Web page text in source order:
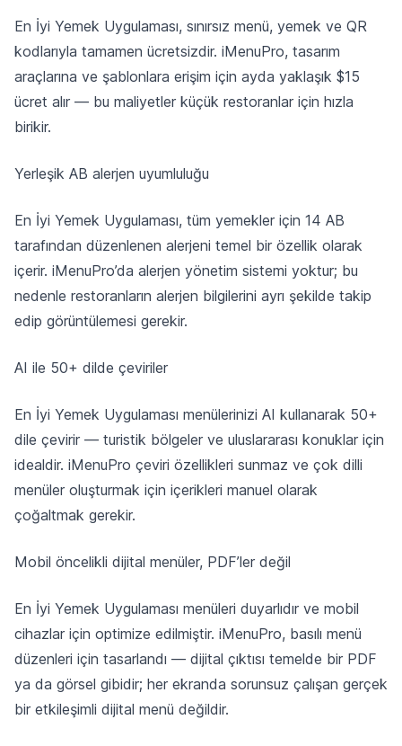
En İyi Yemek Uygulaması, sınırsız menü, yemek ve QR
kodlarıyla tamamen ücretsizdir. iMenuPro, tasarım
araçlarına ve şablonlara erişim için ayda yaklaşık $15
ücret alır — bu maliyetler küçük restoranlar için hızla
birikir.
Yerleşik AB alerjen uyumluluğu
En İyi Yemek Uygulaması, tüm yemekler için 14 AB
tarafından düzenlenen alerjeni temel bir özellik olarak
içerir. iMenuPro’da alerjen yönetim sistemi yoktur; bu
nedenle restoranların alerjen bilgilerini ayrı şekilde takip
edip görüntülemesi gerekir.
AI ile 50+ dilde çeviriler
En İyi Yemek Uygulaması menülerinizi AI kullanarak 50+
dile çevirir — turistik bölgeler ve uluslararası konuklar için
idealdir. iMenuPro çeviri özellikleri sunmaz ve çok dilli
menüler oluşturmak için içerikleri manuel olarak
çoğaltmak gerekir.
Mobil öncelikli dijital menüler, PDF’ler değil
En İyi Yemek Uygulaması menüleri duyarlıdır ve mobil
cihazlar için optimize edilmiştir. iMenuPro, basılı menü
düzenleri için tasarlandı — dijital çıktısı temelde bir PDF
ya da görsel gibidir; her ekranda sorunsuz çalışan gerçek
bir etkileşimli dijital menü değildir.